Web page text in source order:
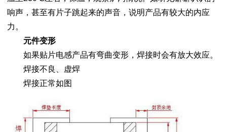
响声，甚至有片子跳起来的声音，说明产品有较大的内应
力。
元件变形
如果贴片电感产品有弯曲变形，焊接时会有放大效应。
焊接不良、虚焊
焊接正常如图